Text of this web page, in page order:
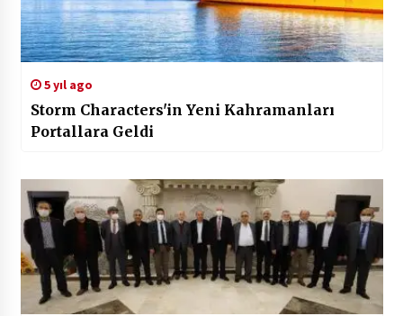
5 yıl ago
Storm Characters'in Yeni Kahramanları
Portallara Geldi